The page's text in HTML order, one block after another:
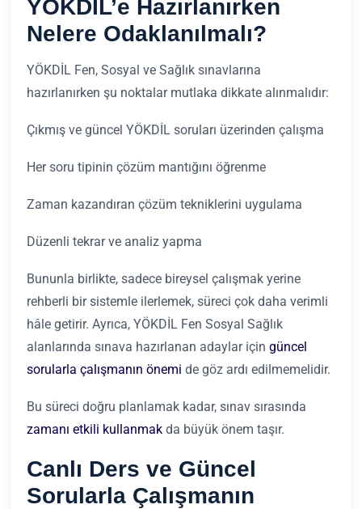
YÖKDİL’e Hazırlanırken
Nelere Odaklanılmalı?
YÖKDİL Fen, Sosyal ve Sağlık sınavlarına
hazırlanırken şu noktalar mutlaka dikkate alınmalıdır:
Çıkmış ve güncel YÖKDİL soruları üzerinden çalışma
Her soru tipinin çözüm mantığını öğrenme
Zaman kazandıran çözüm tekniklerini uygulama
Düzenli tekrar ve analiz yapma
Bununla birlikte, sadece bireysel çalışmak yerine
rehberli bir sistemle ilerlemek, süreci çok daha verimli
hâle getirir. Ayrıca, YÖKDİL Fen Sosyal Sağlık
alanlarında sınava hazırlanan adaylar için güncel
sorularla çalışmanın önemi de göz ardı edilmemelidir.
Bu süreci doğru planlamak kadar, sınav sırasında
zamanı etkili kullanmak da büyük önem taşır.
Canlı Ders ve Güncel
Sorularla Çalışmanın